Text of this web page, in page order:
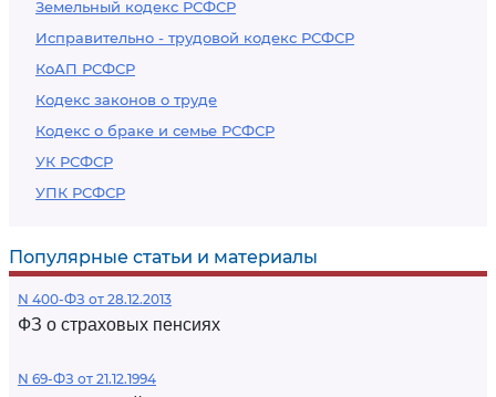
Земельный кодекс РСФСР
Исправительно - трудовой кодекс РСФСР
КоАП РСФСР
Кодекс законов о труде
Кодекс о браке и семье РСФСР
УК РСФСР
УПК РСФСР
Популярные статьи и материалы
N 400-ФЗ от 28.12.2013
ФЗ о страховых пенсиях
N 69-ФЗ от 21.12.1994